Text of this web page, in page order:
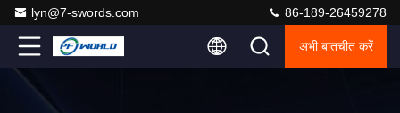
lyn@7-swords.com 86-189-26459278
अभी बातचीत करें